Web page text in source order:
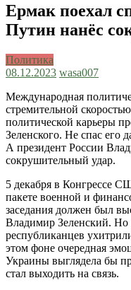
Ермак поехал
Путин нанёс
Политика
08.12.2023 wasa007
Международная
стремительной
политической карьеры
Зеленского. Не спас
А президент России
сокрушительный удар.
5 декабря в Конгрессе
пакете военной и
заседания должен был
Владимир Зеленский. Но
республиканцев
этом фоне очередная
Украины выглядела бы
стал выходить на связь.